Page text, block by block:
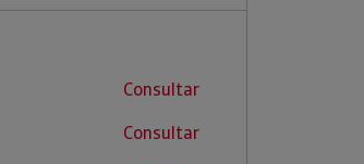
Consultar
Consultar